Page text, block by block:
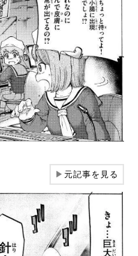
▶元記事を見る